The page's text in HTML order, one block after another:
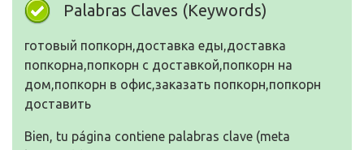
Palabras Claves (Keywords)
готовый попкорн,доставка еды,доставка
попкорна,попкорн с доставкой,попкорн на
дом,попкорн в офис,заказать попкорн,попкорн
доставить
Bien, tu página contiene palabras clave (meta